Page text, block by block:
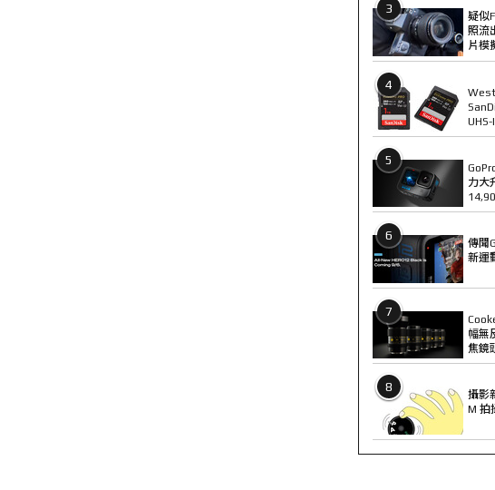
3
疑似
照流
片模
4
5
力大
6
傳聞
新運
7
幅無
焦鏡
8
攝影
M 拍